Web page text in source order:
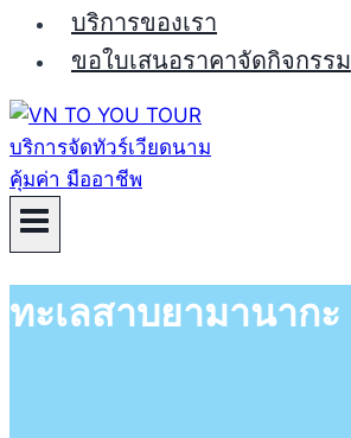
บริการของเรา
ขอใบเสนอราคาจัดกิจกรรม
ทะเลสาบยามานากะ